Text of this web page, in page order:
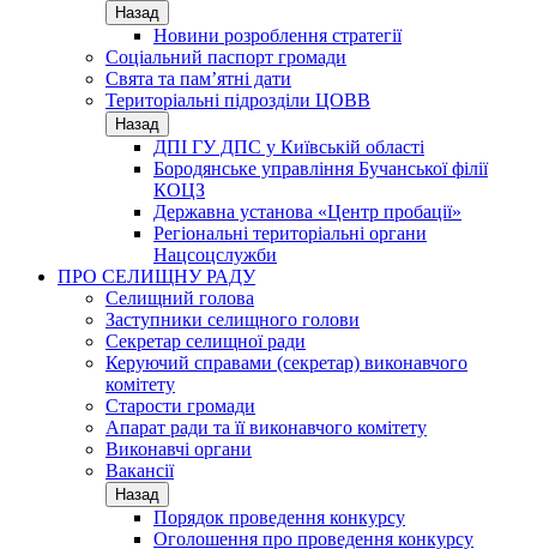
Назад
Новини розроблення стратегії
Соціальний паспорт громади
Свята та пам’ятні дати
Територіальні підрозділи ЦОВВ
Назад
ДПІ ГУ ДПС у Київській області
Бородянське управління Бучанської філії
КОЦЗ
Державна установа «Центр пробації»
Регіональні територіальні органи
Нацсоцслужби
ПРО СЕЛИЩНУ РАДУ
Селищний голова
Заступники селищного голови
Секретар селищної ради
Керуючий справами (секретар) виконавчого
комітету
Старости громади
Апарат ради та її виконавчого комітету
Виконавчі органи
Вакансії
Назад
Порядок проведення конкурсу
Оголошення про проведення конкурсу